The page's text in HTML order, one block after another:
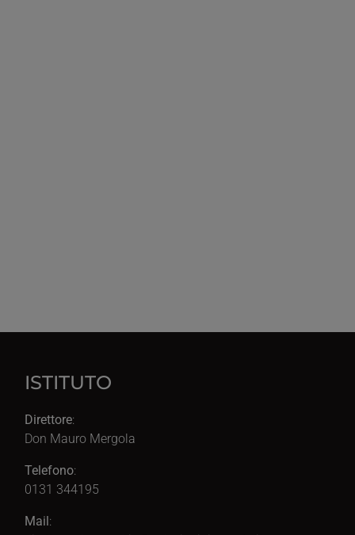
ISTITUTO
Direttore:
Don Mauro Mergola
Telefono:
0131 344195
Mail: